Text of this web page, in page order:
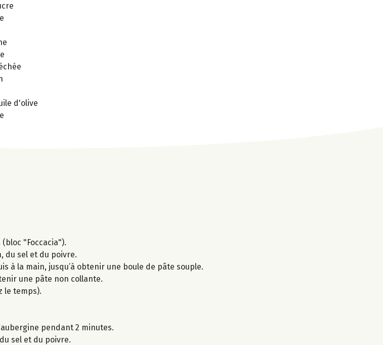
d'olive
"Foccacia").
du sel et du poivre.
à la main, jusqu’à obtenir une boule de pâte souple.
une pâte non collante.
le temps).
pendant 2 minutes.
sel et du poivre.